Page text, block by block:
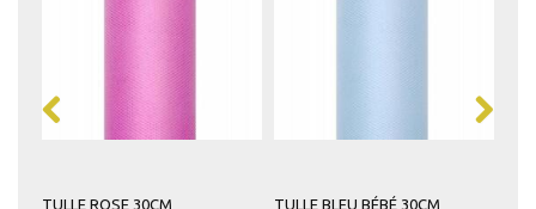
TULLE ROSE 30CM TULLE BLEU BÉBÉ 30CM